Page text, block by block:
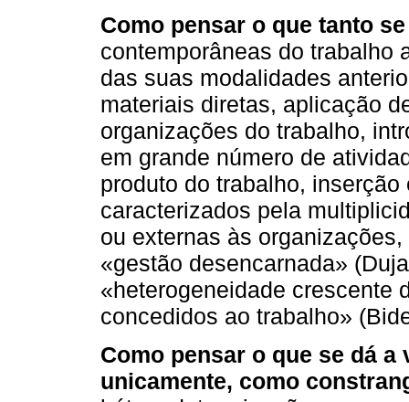
Como pensar o que tanto
contemporâneas do trabalho
das suas modalidades
materiais diretas, aplicação
organizações do trabalho,
em grande número de
produto do trabalho,
caracterizados pela
ou externas às
«gestão desencarnada»
«heterogeneidade crescente
concedidos ao trabalho»
Como pensar o que se dá
unicamente, como